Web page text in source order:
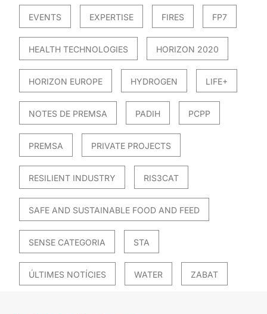
EVENTS EXPERTISE FIRES FP7
HEALTH TECHNOLOGIES HORIZON 2020
HORIZON EUROPE HYDROGEN LIFE+
NOTES DE PREMSA PADIH PCPP
PREMSA PRIVATE PROJECTS
RESILIENT INDUSTRY RIS3CAT
SAFE AND SUSTAINABLE FOOD AND FEED
SENSE CATEGORIA STA
ÚLTIMES NOTÍCIES WATER ZABAT